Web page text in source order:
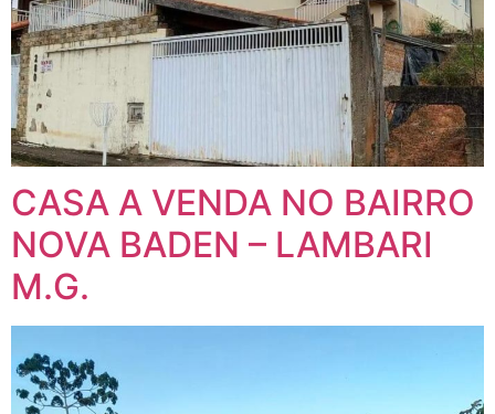
CASA A VENDA NO BAIRRO
NOVA BADEN – LAMBARI
M.G.